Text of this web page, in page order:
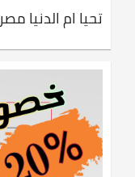
تحيا ام الدنيا مصر